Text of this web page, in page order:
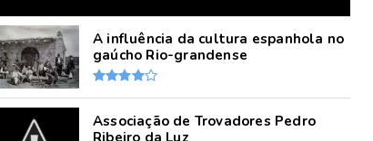
A influência da cultura espanhola no
gaúcho Rio-grandense
Associação de Trovadores Pedro
Ribeiro da Luz